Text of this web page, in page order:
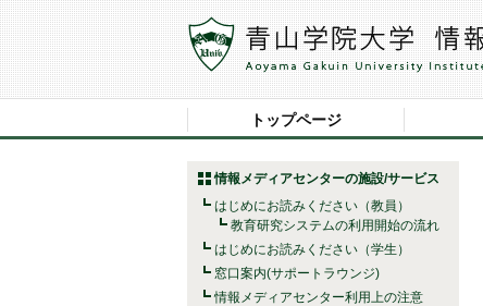
トップページ
情報メディアセンターの施設/サービス
はじめにお読みください（教員）
教育研究システムの利用開始の流れ
はじめにお読みください（学生）
窓口案内(サポートラウンジ)
情報メディアセンター利用上の注意